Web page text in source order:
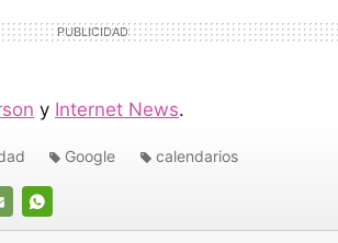
y Internet News.
WHATSAPP
Google calendarios